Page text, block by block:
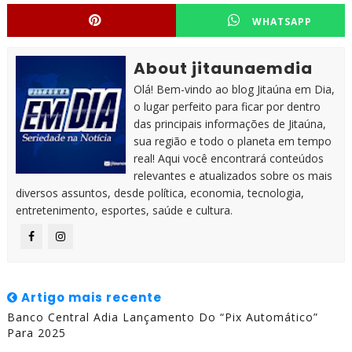
WHATSAPP
About jitaunaemdia
Olá! Bem-vindo ao blog Jitaúna em Dia,
o lugar perfeito para ficar por dentro
das principais informações de Jitaúna,
sua região e todo o planeta em tempo
real! Aqui você encontrará conteúdos
relevantes e atualizados sobre os mais
diversos assuntos, desde política, economia, tecnologia,
entretenimento, esportes, saúde e cultura.
Artigo mais recente
Banco Central Adia Lançamento Do “Pix Automático”
Para 2025